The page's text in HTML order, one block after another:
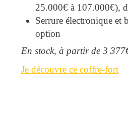
25.000€ à 107.000€),
Serrure électronique et
option
En stock, à partir de 3
Je découvre ce coffre-fort